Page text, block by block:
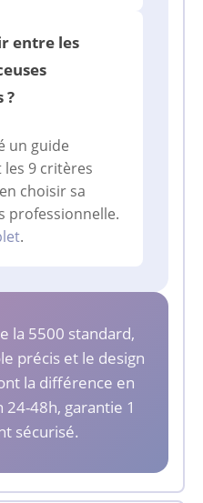
entre les
?
un guide
9 critères
choisir sa
professionnelle.
.
la 5500 standard,
précis et le design
la différence en
48h, garantie 1
sécurisé.